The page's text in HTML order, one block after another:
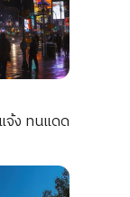
จ้ง ทนแดด